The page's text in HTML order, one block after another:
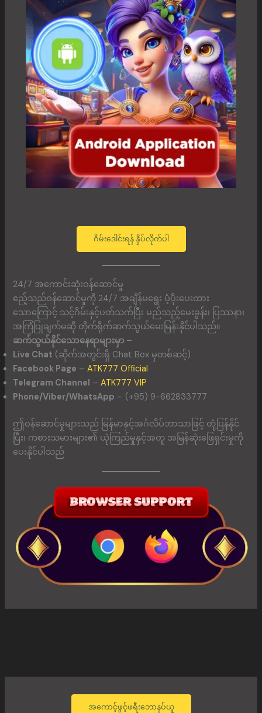
ဂိမ်းဒေါင်းရန် နှိပ်လိုက်ပါ
24/7 အကောင်းဆုံးဝန်ဆောင်မှု
ဧည့်သည်ဝန်ဆောင်မှုကို 24/7 အချိန်မရွေး ပံ့ပိုးပေးထား
သောကြောင့် သင့်ဂိမ်းနှင့်ပတ်သက်ပြီး မည်သည့်မေးခွန်း၊ ပြဿနာ၊
အကြံပြုချက်မဆို တိုက်ရိုက်ဆက်သွယ်မေးမြန်းနိုင်ပါသည်။
ဆက်သွယ်နိုင်သောနေရာများမှာ –
Live Chat (ဆိုက်အတွင်းရှိ Chat Box မှတစ်ဆင့်)
Facebook Page –ATK777 Official
Telegram Channel –ATK777 VIP
Phone/Viber/WhatsApp – (+95) 9-662833777
ဤဝန်ဆောင်မှုများသည် မြန်မာနှင့်အင်္ဂလိပ်ဘာသာဖြင့် တုံ့ပြန်နိုင်
ပြီး၊ ကစားသမားများ၏ ယုံကြည်မှုနှင့်အတူ အမြန်ဆုံးဖြေရှင်းမှုကို
ပေးနိုင်ပါသည်
အကောင့်ဖွင့်ဖရီးဘောနပ်ယူ